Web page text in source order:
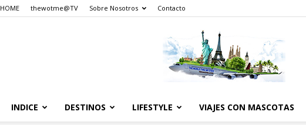
HOME thewotme@TV Sobre Nosotros Contacto
INDICE DESTINOS LIFESTYLE VIAJES CON MASCOTAS